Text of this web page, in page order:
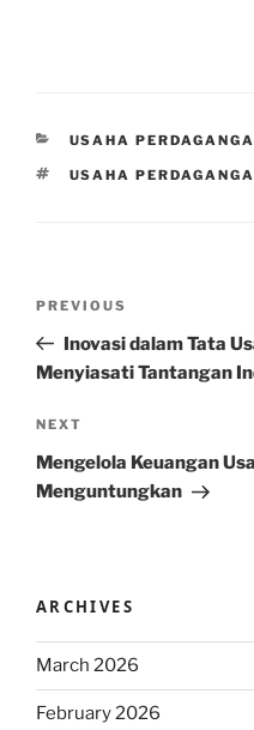
CATEGORIES
USAHA
TAGS
USAHA
Previous
Post
PREVIOUS
Inovasi dalam Tata
Menyiasati Tantangan
Next
Post
NEXT
Mengelola Keuangan
Menguntungkan
ARCHIVES
March 2026
February 2026